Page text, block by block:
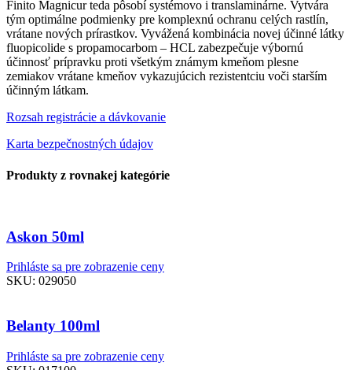
Finito Magnicur teda pôsobí systémovo i translaminárne. Vytvára
tým optimálne podmienky pre komplexnú ochranu celých rastlín,
vrátane nových prírastkov. Vyvážená kombinácia novej účinné látky
fluopicolide s propamocarbom – HCL zabezpečuje výbornú
účinnosť prípravku proti všetkým známym kmeňom plesne
zemiakov vrátane kmeňov vykazujúcich rezistentciu voči starším
účinným látkam.
Rozsah registrácie a dávkovanie
Karta bezpečnostných údajov
Produkty z rovnakej kategórie
Askon 50ml
Prihláste sa pre zobrazenie ceny
SKU: 029050
Belanty 100ml
Prihláste sa pre zobrazenie ceny